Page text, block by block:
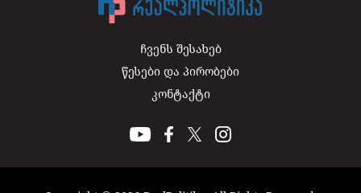
ჩვენს შესახებ
წესები და პირობები
კონტაქტი